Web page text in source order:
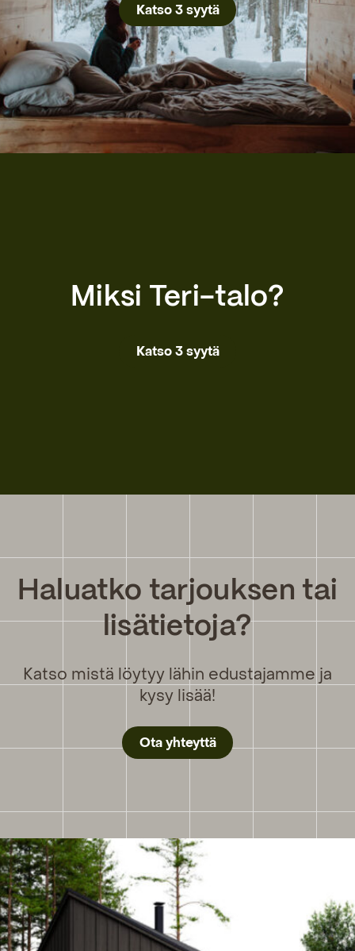
Katso 3 syytä
Miksi Teri-talo?
Katso 3 syytä
Haluatko tarjouksen tai
lisätietoja?
Katso mistä löytyy lähin edustajamme ja
kysy lisää!
Ota yhteyttä